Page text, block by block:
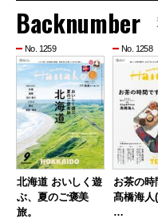
Backnumber
No. 1259
北海道 おいしく遊
ぶ、夏のご褒美
旅。
No. 1258
お茶の時
髙橋海
…